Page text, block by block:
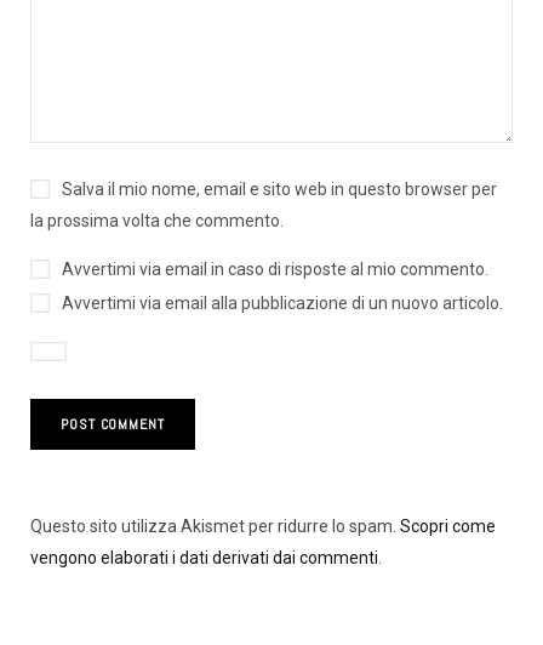
Salva il mio nome, email e sito web in questo browser per
la prossima volta che commento.
Avvertimi via email in caso di risposte al mio commento.
Avvertimi via email alla pubblicazione di un nuovo articolo.
Questo sito utilizza Akismet per ridurre lo spam. Scopri come
vengono elaborati i dati derivati dai commenti